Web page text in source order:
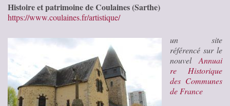
Histoire et patrimoine de Coulaines (Sarthe)
https://www.coulaines.fr/artistique/
un site
référencé sur le
nouvel Annuai
re Historique
des Communes
de France